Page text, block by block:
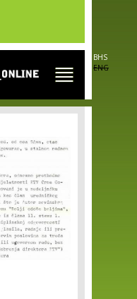
BHS
ENG